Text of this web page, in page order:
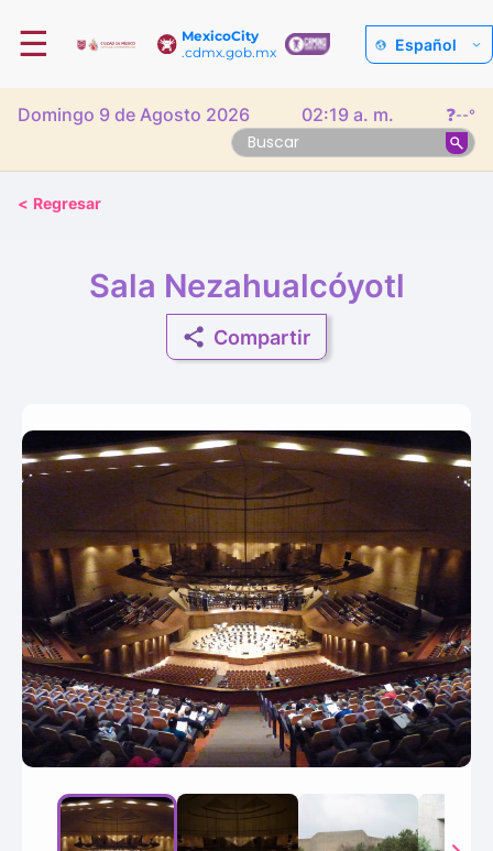
MexicoCity
.cdmx.gob.mx
☰ Español
Domingo 9 de Agosto 2026 02:19 a. m. ❓--°
< Regresar
Sala Nezahualcóyotl
Compartir